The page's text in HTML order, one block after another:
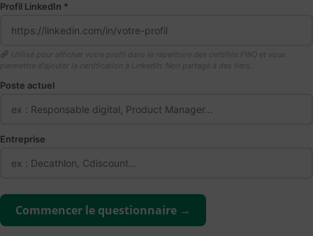
Profil LinkedIn *
Utilisé pour afficher votre profil dans le répertoire des certifiés FWO et vous
permettre d'ajouter la certification à LinkedIn. Non partagé à des tiers.
Poste actuel
Entreprise
Commencer le questionnaire →